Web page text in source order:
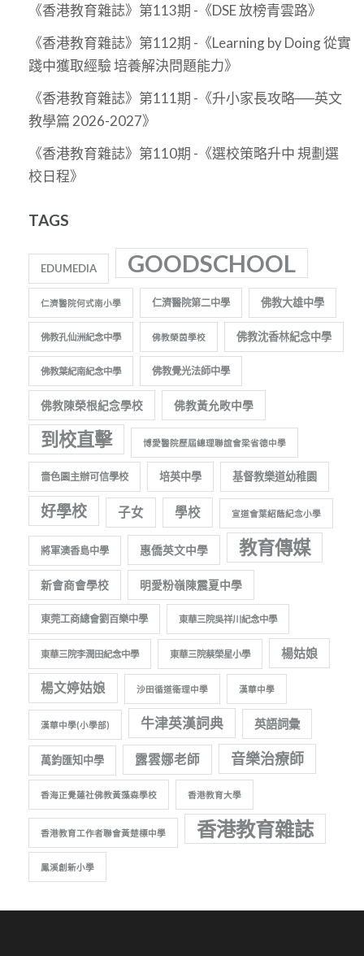
《香港教育雜誌》第113期 -《DSE 放榜青雲路》
《香港教育雜誌》第112期 -《Learning by Doing 從實
踐中獲取經驗 培養解決問題能力》
《香港教育雜誌》第111期 -《升小家長攻略──英文
教學篇 2026-2027》
《香港教育雜誌》第110期 -《選校策略升中 規劃選
校日程》
TAGS
EDUMEDIA GOODSCHOOL
仁濟醫院何式南小學 仁濟醫院第二中學 佛教大雄中學
佛教孔仙洲紀念中學 佛教榮茵學校 佛教沈香林紀念中學
佛教葉紀南紀念中學 佛教覺光法師中學
佛教陳榮根紀念學校 佛教黃允畋中學
到校直擊 博愛醫院歷屆總理聯誼會梁省德中學
嗇色園主辦可信學校 培英中學 基督教樂道幼稚園
好學校 子女 學校 宣道會葉紹蔭紀念小學
將軍澳香島中學 惠僑英文中學 教育傳媒
新會商會學校 明愛粉嶺陳震夏中學
東莞工商總會劉百樂中學 東華三院吳祥川紀念中學
東華三院李潤田紀念中學 東華三院蔡榮星小學 楊姑娘
楊文婷姑娘 沙田循道衞理中學 漢華中學
漢華中學(小學部) 牛津英漢詞典 英語詞彙
萬鈞匯知中學 露雲娜老師 音樂治療師
香海正覺蓮社佛教黃藻森學校 香港教育大學
香港教育工作者聯會黃楚標中學 香港教育雜誌
鳳溪創新小學